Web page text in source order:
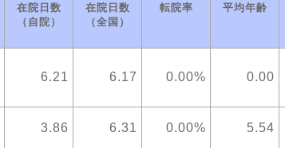
在院日数
（自院）
在院日数
（全国）
転院率 平均年齢
6.21 6.17 0.00% 0.00
3.86 6.31 0.00% 5.54